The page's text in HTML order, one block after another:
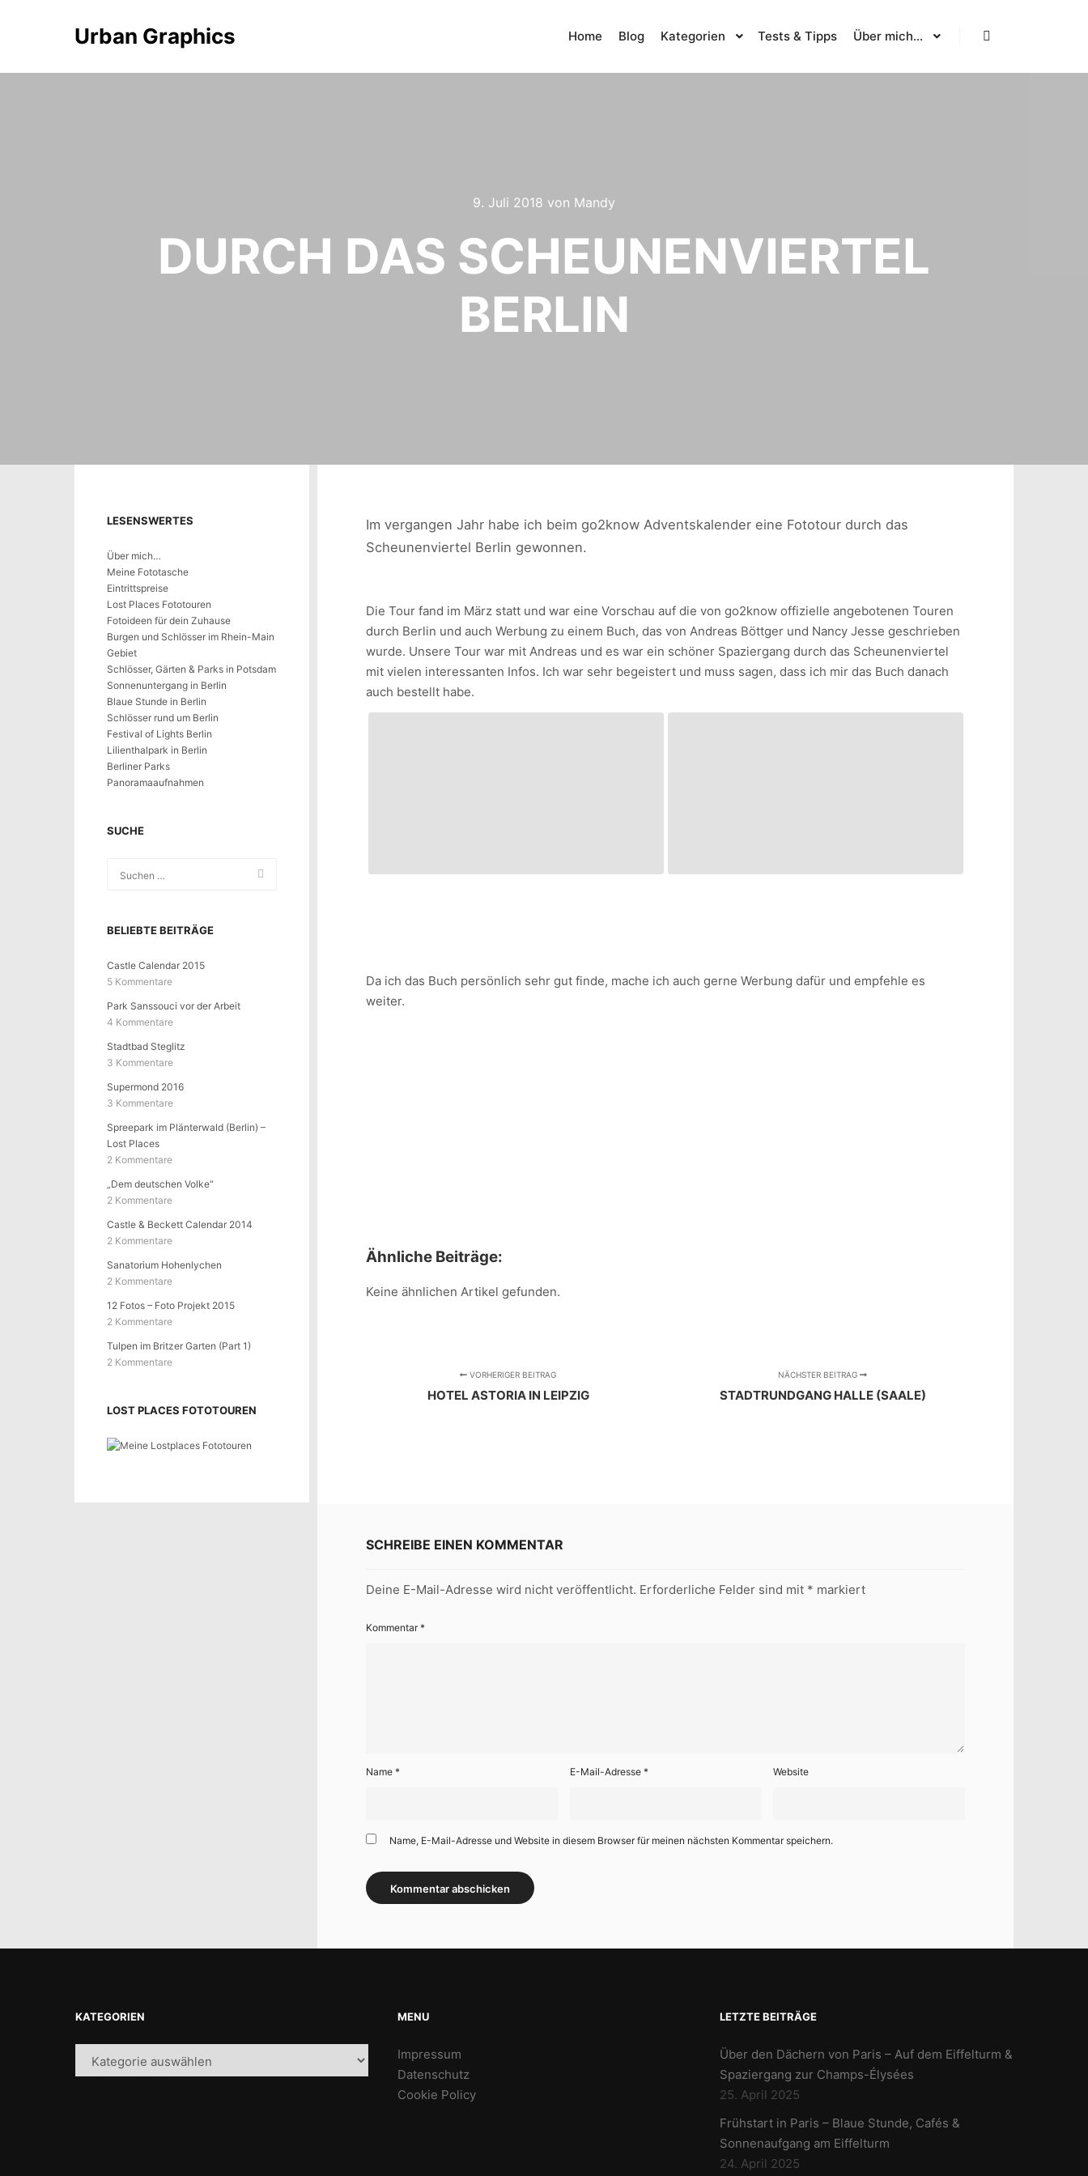
Urban Graphics Home Blog Kategorien Tests & Tipps Über mich…
9. Juli 2018 von Mandy
DURCH DAS SCHEUNENVIERTEL
BERLIN
Im vergangen Jahr habe ich beim go2know Adventskalender eine Fototour durch das
Scheunenviertel Berlin gewonnen.
Die Tour fand im März statt und war eine Vorschau auf die von go2know offizielle angebotenen Touren
durch Berlin und auch Werbung zu einem Buch, das von Andreas Böttger und Nancy Jesse geschrieben
wurde. Unsere Tour war mit Andreas und es war ein schöner Spaziergang durch das Scheunenviertel
mit vielen interessanten Infos. Ich war sehr begeistert und muss sagen, dass ich mir das Buch danach
auch bestellt habe.
Da ich das Buch persönlich sehr gut finde, mache ich auch gerne Werbung dafür und empfehle es
weiter.
Ähnliche Beiträge:
Keine ähnlichen Artikel gefunden.
VORHERIGER BEITRAG
HOTEL ASTORIA IN LEIPZIG
NÄCHSTER BEITRAG
STADTRUNDGANG HALLE (SAALE)
SCHREIBE EINEN KOMMENTAR
Deine E-Mail-Adresse wird nicht veröffentlicht. Erforderliche Felder sind mit * markiert
Kommentar*
Name * E-Mail-Adresse * Website
Name, E-Mail-Adresse und Website in diesem Browser für meinen nächsten Kommentar speichern.
LESENSWERTES
Über mich…
Meine Fototasche
Eintrittspreise
Lost Places Fototouren
Fotoideen für dein Zuhause
Burgen und Schlösser im Rhein-Main
Gebiet
Schlösser, Gärten & Parks in Potsdam
Sonnenuntergang in Berlin
Blaue Stunde in Berlin
Schlösser rund um Berlin
Festival of Lights Berlin
Lilienthalpark in Berlin
Berliner Parks
Panoramaaufnahmen
SUCHE
BELIEBTE BEITRÄGE
Castle Calendar 2015
5 Kommentare
Park Sanssouci vor der Arbeit
4 Kommentare
Stadtbad Steglitz
3 Kommentare
Supermond 2016
3 Kommentare
Spreepark im Plänterwald (Berlin) –
Lost Places
2 Kommentare
„Dem deutschen Volke“
2 Kommentare
Castle & Beckett Calendar 2014
2 Kommentare
Sanatorium Hohenlychen
2 Kommentare
12 Fotos – Foto Projekt 2015
2 Kommentare
Tulpen im Britzer Garten (Part 1)
2 Kommentare
LOST PLACES FOTOTOUREN
KATEGORIEN
Kategorien
MENU
Impressum
Datenschutz
Cookie Policy
LETZTE BEITRÄGE
Über den Dächern von Paris – Auf dem Eiffelturm &
Spaziergang zur Champs-Élysées
25. April 2025
Frühstart in Paris – Blaue Stunde, Cafés &
Sonnenaufgang am Eiffelturm
24. April 2025